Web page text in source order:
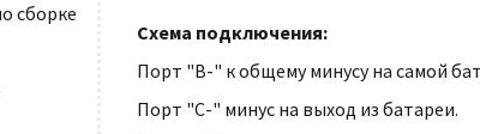
сборке
Схема подключения:
Порт "B-" к общему минусу на самой
Порт "С-" минус на выход из батареи.